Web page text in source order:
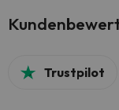
Trustpilot